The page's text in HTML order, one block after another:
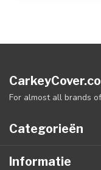
For almost all brands
Categorieën
Informatie